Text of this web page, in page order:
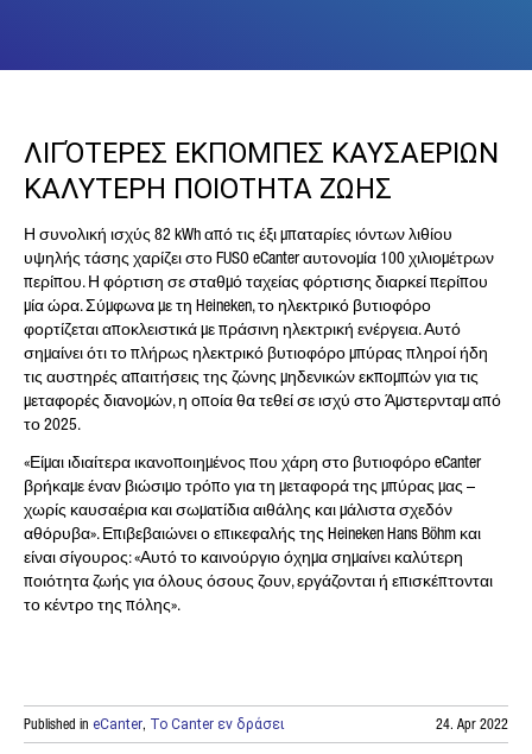
ΛΙΓΌΤΕΡΕΣ ΕΚΠΟΜΠΕΣ ΚΑΥΣΑΕΡΙΩΝ
ΚΑΛΥΤΕΡΗ ΠΟΙΟΤΗΤΑ ΖΩΗΣ
Η συνολική ισχύς 82 kWh από τις έξι μπαταρίες ιόντων λιθίου
υψηλής τάσης χαρίζει στο FUSO eCanter αυτονομία 100 χιλιομέτρων
περίπου. Η φόρτιση σε σταθμό ταχείας φόρτισης διαρκεί περίπου
μία ώρα. Σύμφωνα με τη Heineken, το ηλεκτρικό βυτιοφόρο
φορτίζεται αποκλειστικά με πράσινη ηλεκτρική ενέργεια. Αυτό
σημαίνει ότι το πλήρως ηλεκτρικό βυτιοφόρο μπύρας πληροί ήδη
τις αυστηρές απαιτήσεις της ζώνης μηδενικών εκπομπών για τις
μεταφορές διανομών, η οποία θα τεθεί σε ισχύ στο Άμστερνταμ από
το 2025.
«Είμαι ιδιαίτερα ικανοποιημένος που χάρη στο βυτιοφόρο eCanter
βρήκαμε έναν βιώσιμο τρόπο για τη μεταφορά της μπύρας μας –
χωρίς καυσαέρια και σωματίδια αιθάλης και μάλιστα σχεδόν
αθόρυβα». Επιβεβαιώνει ο επικεφαλής της Heineken Hans Böhm και
είναι σίγουρος: «Αυτό το καινούργιο όχημα σημαίνει καλύτερη
ποιότητα ζωής για όλους όσους ζουν, εργάζονται ή επισκέπτονται
το κέντρο της πόλης».
Published in eCanter, Το Canter εν δράσει 24. Apr 2022